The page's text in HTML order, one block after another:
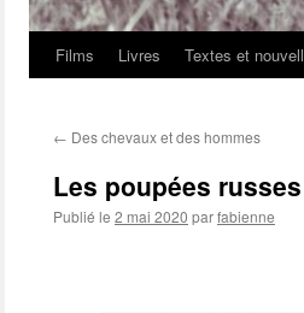
Films Livres Textes et
← Des chevaux et des hommes
Les poupées russes
Publié le 2 mai 2020 parfabienne